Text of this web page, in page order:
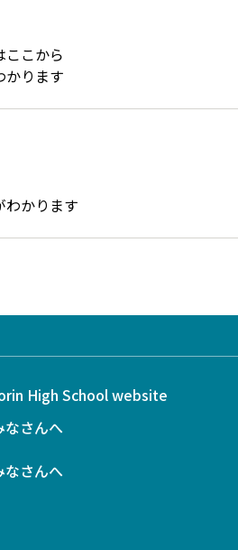
ここから
かります
わかります
High School website
なさんへ
なさんへ